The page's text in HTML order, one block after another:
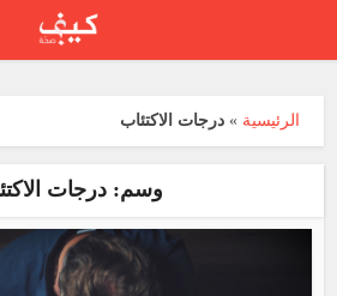
الرئيسية »درجات الاكتئاب
وسم: درجات